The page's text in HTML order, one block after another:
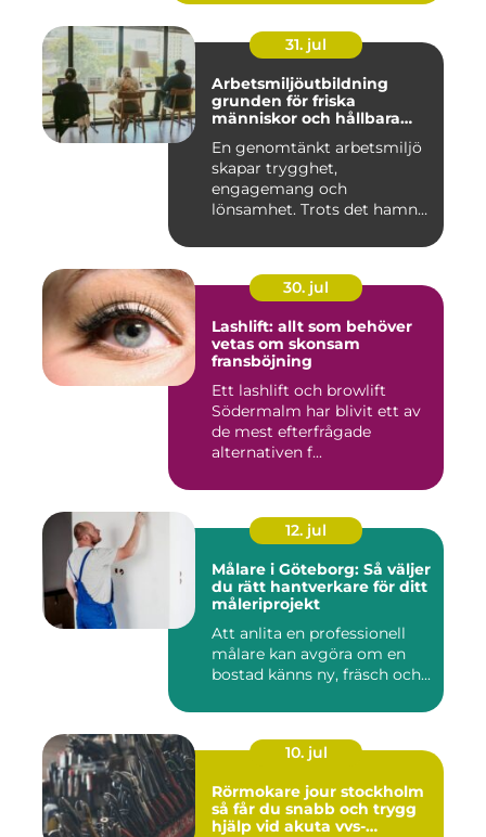
31. jul
Arbetsmiljöutbildning
grunden för friska
människor och hållbara
En genomtänkt arbetsmiljö
skapar trygghet,
engagemang och
lönsamhet. Trots det hamnar
30. jul
Lashlift: allt som behöver
vetas om skonsam
fransböjning
Ett lashlift och browlift
Södermalm har blivit ett av
de mest efterfrågade
alternativen f...
12. jul
Målare i Göteborg: Så väljer
du rätt hantverkare för ditt
måleriprojekt
Att anlita en professionell
målare kan avgöra om en
bostad känns ny, fräsch och...
10. jul
Rörmokare jour stockholm
så får du snabb och trygg
hjälp vid akuta vvs-